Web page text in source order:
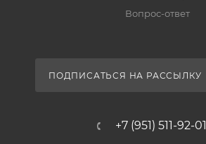
Вопрос-ответ
ПОДПИСАТЬСЯ НА РАССЫЛКУ
+7 (951) 511-92-01